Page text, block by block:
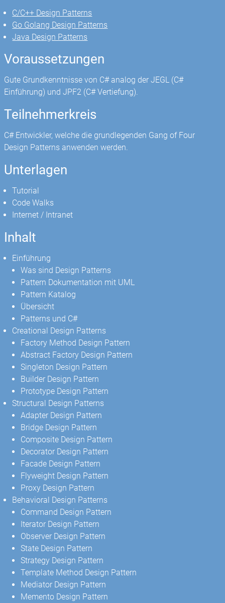
C/C++ Design Patterns
Go Golang Design Patterns
Java Design Patterns
Voraussetzungen
Gute Grundkenntnisse von C# analog der JEGL (C#
Einführung) und JPF2 (C# Vertiefung).
Teilnehmerkreis
C# Entwickler, welche die grundlegenden Gang of Four
Design Patterns anwenden werden.
Unterlagen
Tutorial
Code Walks
Internet / Intranet
Inhalt
Einführung
Was sind Design Patterns
Pattern Dokumentation mit UML
Pattern Katalog
Übersicht
Patterns und C#
Creational Design Patterns
Factory Method Design Pattern
Abstract Factory Design Pattern
Singleton Design Pattern
Builder Design Pattern
Prototype Design Pattern
Structural Design Patterns
Adapter Design Pattern
Bridge Design Pattern
Composite Design Pattern
Decorator Design Pattern
Facade Design Pattern
Flyweight Design Pattern
Proxy Design Pattern
Behavioral Design Patterns
Command Design Pattern
Iterator Design Pattern
Observer Design Pattern
State Design Pattern
Strategy Design Pattern
Template Method Design Pattern
Mediator Design Pattern
Memento Design Pattern